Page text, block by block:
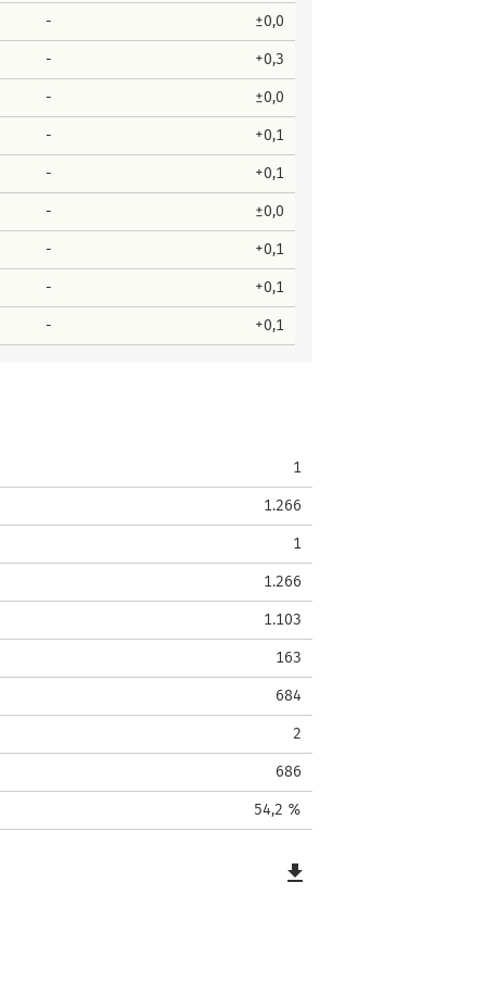
- ±0,0
- +0,3
- ±0,0
- +0,1
- +0,1
- ±0,0
- +0,1
- +0,1
- +0,1
1
1.266
1
1.266
1.103
163
684
2
686
54,2 %
file_download